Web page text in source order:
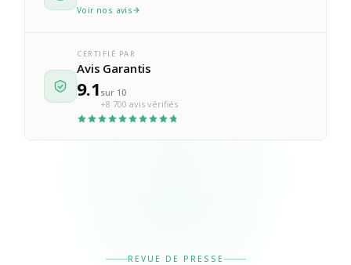
Voir nos avis
CERTIFIÉ PAR
Avis Garantis
9.1 sur 10
+8 700 avis vérifiés
REVUE DE PRESSE